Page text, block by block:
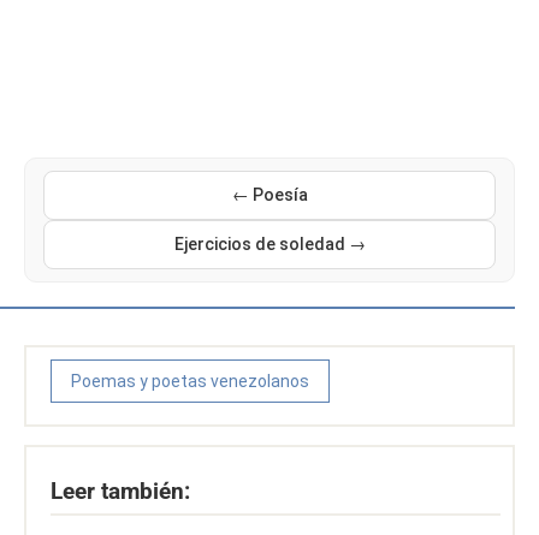
← Poesía
Ejercicios de soledad →
Poemas y poetas venezolanos
Leer también: